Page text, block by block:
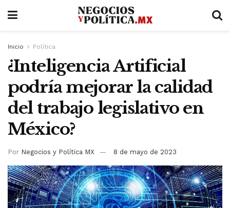
Inicio Política
¿Inteligencia Artificial
podría mejorar la calidad
del trabajo legislativo en
México?
Por Negocios y Política MX 8 de mayo de 2023